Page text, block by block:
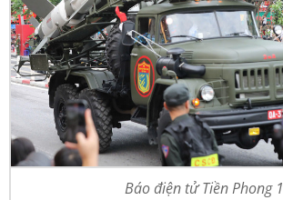
Báo điện tử Tiền Phong 1